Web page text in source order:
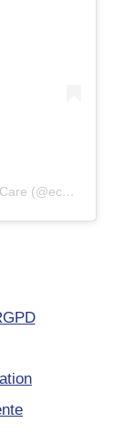
Une publication partagée par Biodiversity Care (@eco.volontaire)